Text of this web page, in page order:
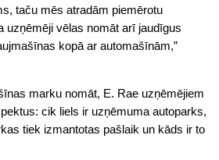
taču mēs atradām piemērotu
uzņēmēji vēlas nomāt arī jaudīgus
kopā ar automašīnām,”
marku nomāt, E. Rae uzņēmējiem
cik liels ir uzņēmuma autoparks,
tiek izmantotas pašlaik un kāds ir to